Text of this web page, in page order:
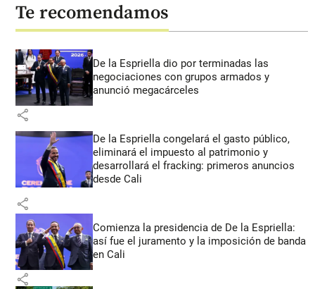
Te recomendamos
De la Espriella dio por terminadas las
negociaciones con grupos armados y
anunció megacárceles
share
De la Espriella congelará el gasto público,
eliminará el impuesto al patrimonio y
desarrollará el fracking: primeros anuncios
desde Cali
share
Comienza la presidencia de De la Espriella:
así fue el juramento y la imposición de banda
en Cali
share